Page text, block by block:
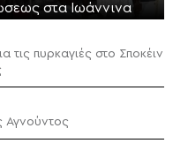
στα Ιωάννινα
τις πυρκαγιές στο Σποκέιν
Αγνούντος